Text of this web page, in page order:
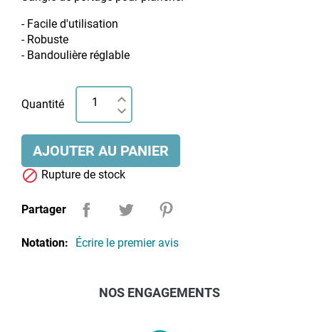
- Facile d'utilisation
- Robuste
- Bandoulière réglable
Quantité
AJOUTER AU PANIER
 Rupture de stock
Partager
Notation: Écrire le premier avis
NOS ENGAGEMENTS